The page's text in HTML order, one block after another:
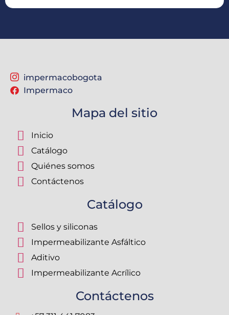
impermacobogota
Impermaco
Mapa del sitio
Inicio
Catálogo
Quiénes somos
Contáctenos
Catálogo
Sellos y siliconas
Impermeabilizante Asfáltico
Aditivo
Impermeabilizante Acrílico
Contáctenos